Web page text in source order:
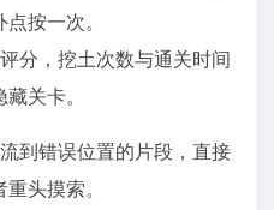
按一次。
分，挖土次数与通关时间
关卡。
到错误位置的片段，直接
头摸索。